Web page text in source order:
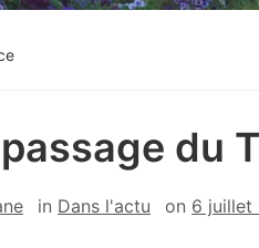
du
in Dans l'actu on 6 juillet